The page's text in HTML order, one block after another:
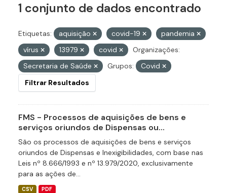
1 conjunto de dados encontrado
Etiquetas: aquisição covid-19
pandemia
vírus
13979 covid
Organizações:
Secretaria de Saúde
Grupos:
Covid
Filtrar Resultados
FMS - Processos de aquisições de bens e
serviços oriundos de Dispensas ou...
São os processos de aquisições de bens e serviços
oriundos de Dispensas e Inexigibilidades, com base nas
Leis nº 8.666/1993 e nº 13.979/2020, exclusivamente
para as ações de...
CSV PDF